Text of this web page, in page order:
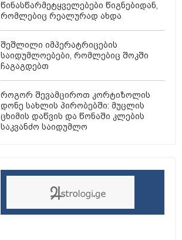
წინასწარმეტყველებები წიგნებიდან,
რომლებიც რეალურად ახდა
შეშლილი იმპერატრიცების
საიდუმლოებები, რომლებიც შოკში
ჩაგაგდებთ
როგორ შევამციროთ კორტიზოლის
დონე სახლის პირობებში: მუცლის
ცხიმის დაწვის და წონაში კლების
საკვანძო საიდუმლო